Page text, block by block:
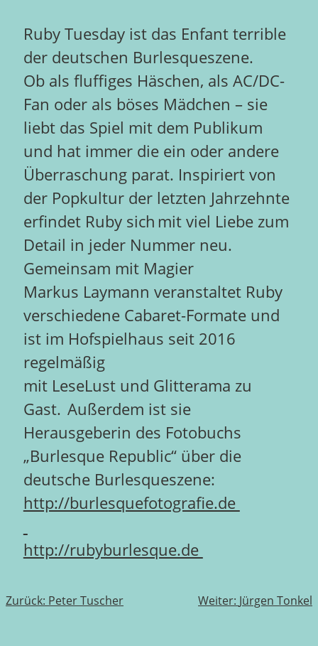
Ruby Tuesday ist das Enfant terrible
der deutschen Burlesqueszene.
Ob als fluffiges Häschen, als AC/DC-
Fan oder als böses Mädchen – sie
liebt das Spiel mit dem Publikum
und hat immer die ein oder andere
Überraschung parat. Inspiriert von
der Popkultur der letzten Jahrzehnte
erfindet Ruby sich mit viel Liebe zum
Detail in jeder Nummer neu.
Gemeinsam mit Magier
Markus Laymann veranstaltet Ruby
verschiedene Cabaret-Formate und
ist im Hofspielhaus seit 2016
regelmäßig
mit LeseLust und Glitterama zu
Gast. Außerdem ist sie
Herausgeberin des Fotobuchs
„Burlesque Republic“ über die
deutsche Burlesqueszene:
http://burlesquefotografie.de
http://rubyburlesque.de
Beitragsnavigation
Zurück: Peter Tuscher Weiter: Jürgen Tonkel